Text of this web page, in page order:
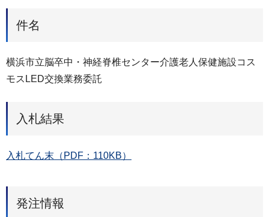
件名
横浜市立脳卒中・神経脊椎センター介護老人保健施設コス
モスLED交換業務委託
入札結果
入札てん末（PDF：110KB）
発注情報